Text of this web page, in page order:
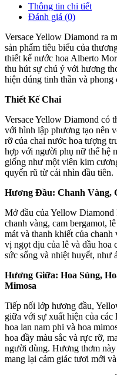
Thông tin chi tiết
Đánh giá (0)
Versace Yellow Diamond ra
sản phẩm tiêu biểu của
thiết kế nước hoa Alberto
thu hút sự chú ý với hương
hiện đúng tinh thần và phong
Thiết Kế Chai
Versace Yellow Diamond có
với hình lập phương tạo nên
rỡ của chai nước hoa tượng
hợp với người phụ nữ thế hệ
giống như một viên kim
quyến rũ từ cái nhìn đầu tiên.
Hương Đầu: Chanh Vàng,
Mở đầu của Yellow
chanh vàng, cam bergamot,
mát và thanh khiết của
vị ngọt dịu của lê và dầu hoa
sức sống và nhiệt huyết, như
Hương Giữa: Hoa Súng,
Mimosa
Tiếp nối lớp hương đầu,
giữa với sự xuất hiện của các
hoa lan nam phi và hoa
hoa đầy màu sắc và rực rỡ,
người dùng. Hương thơm
mang lại cảm giác tươi mới